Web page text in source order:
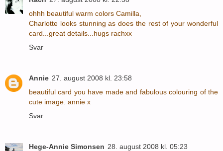
ohhh beautiful warm colors Camilla,
Charlotte looks stunning as does the rest of your wonderful
card...great details...hugs rachxx
Svar
Annie 27. august 2008 kl. 23:58
beautiful card you have made and fabulous colouring of the
cute image. annie x
Svar
Hege-Annie Simonsen 28. august 2008 kl. 05:23